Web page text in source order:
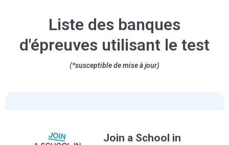
Liste des banques
d'épreuves utilisant le test
(*susceptible de mise à jour)
Join a School in